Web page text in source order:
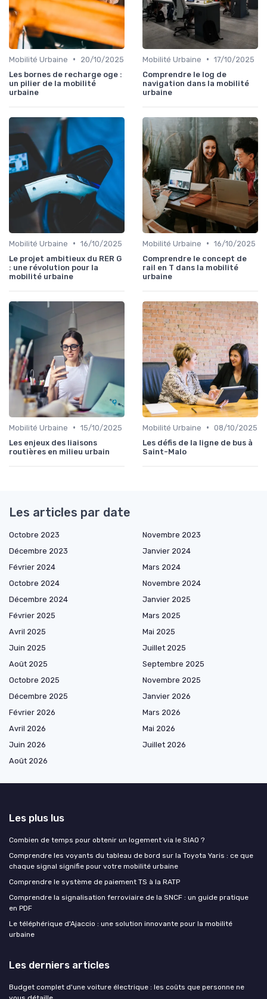
Mobilité Urbaine •
20/10/2025
Les bornes de recharge oge :
un pilier de la mobilité
urbaine
Mobilité Urbaine • 17/10/2025
Comprendre le log de
navigation dans la mobilité
urbaine
Mobilité Urbaine • 16/10/2025
Le projet ambitieux du RER G
: une révolution pour la
mobilité urbaine
Mobilité Urbaine • 16/10/2025
Comprendre le concept de
rail en T dans la mobilité
urbaine
Mobilité Urbaine • 15/10/2025
Les enjeux des liaisons
routières en milieu urbain
Mobilité Urbaine • 08/10/2025
Les défis de la ligne de bus à
Saint-Malo
Les articles par date
Octobre 2023
Novembre 2023
Décembre 2023
Janvier 2024
Février 2024
Mars 2024
Octobre 2024
Novembre 2024
Décembre 2024
Janvier 2025
Février 2025
Mars 2025
Avril 2025
Mai 2025
Juin 2025
Juillet 2025
Août 2025
Septembre 2025
Octobre 2025
Novembre 2025
Décembre 2025
Janvier 2026
Février 2026
Mars 2026
Avril 2026
Mai 2026
Juin 2026
Juillet 2026
Août 2026
Les plus lus
Combien de temps pour obtenir un logement via le SIAO ?
Comprendre les voyants du tableau de bord sur la Toyota Yaris : ce que
chaque signal signifie pour votre mobilité urbaine
Comprendre le système de paiement TS à la RATP
Comprendre la signalisation ferroviaire de la SNCF : un guide pratique
en PDF
Le téléphérique d'Ajaccio : une solution innovante pour la mobilité
urbaine
Les derniers articles
Budget complet d'une voiture électrique : les coûts que personne ne